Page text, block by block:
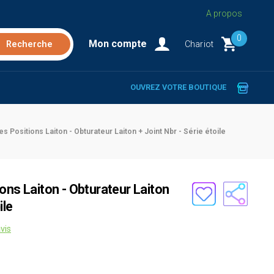
A propos
Mon compte Chariot
0
OUVREZ VOTRE BOUTIQUE
Positions Laiton - Obturateur Laiton + Joint Nbr - Série étoile
Laiton - Obturateur Laiton